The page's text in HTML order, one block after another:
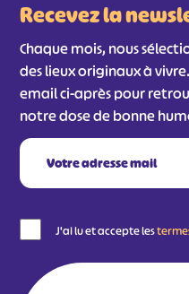
Recevez la
Chaque mois, nous
des lieux originaux à
email ci-après pour
notre dose de bonne
J'ai lu et accepte les